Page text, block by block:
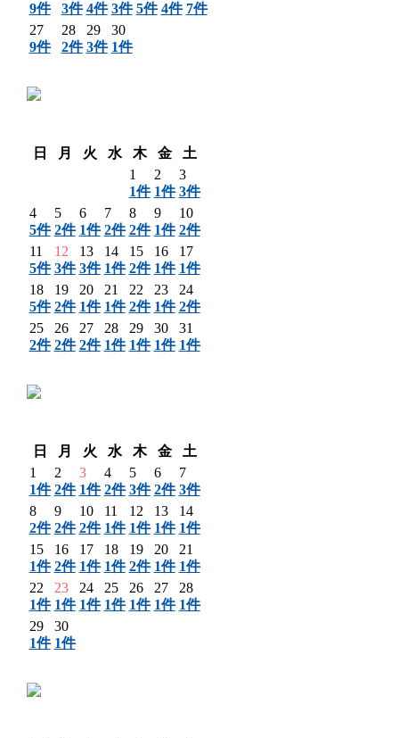
9件
3件 4件 3件 5件 4件 7件
27
9件
28
2件
29
3件
30
1件
日
月 火 水 木 金
土
1
1件
2
1件
3
3件
4
5件
5
2件
6
1件
7
2件
8
2件
9
1件
10
2件
11
5件
12
3件
13
3件
14
1件
15
2件
16
1件
17
1件
18
5件
19
2件
20
1件
21
1件
22
2件
23
1件
24
2件
25
2件
26
2件
27
2件
28
1件
29
1件
30
1件
31
1件
日
月 火 水 木 金
土
1
1件
2
2件
3
1件
4
2件
5
3件
6
2件
7
3件
8
2件
9
2件
10
2件
11
1件
12
1件
13
1件
14
1件
15
1件
16
2件
17
1件
18
1件
19
2件
20
1件
21
1件
22
1件
23
1件
24
1件
25
1件
26
1件
27
1件
28
1件
29
1件
30
1件